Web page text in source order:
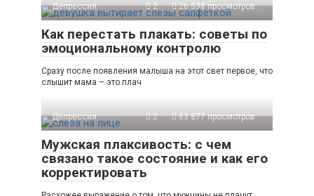
Депрессия 2 26 538 просмотров
Как перестать плакать: советы по
эмоциональному контролю
Сразу после появления малыша на этот свет первое, что
слышит мама – это плач
Депрессия 2 63 877 просмотров
Мужская плаксивость: с чем
связано такое состояние и как его
корректировать